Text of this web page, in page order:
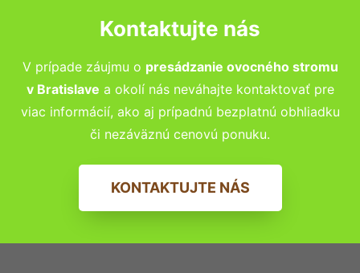
Kontaktujte nás
V prípade záujmu o presádzanie ovocného stromu
vBratislave a okolí nás neváhajte kontaktovať pre
viac informácií, ako aj prípadnú bezplatnú obhliadku
či nezáväznú cenovú ponuku.
KONTAKTUJTE NÁS